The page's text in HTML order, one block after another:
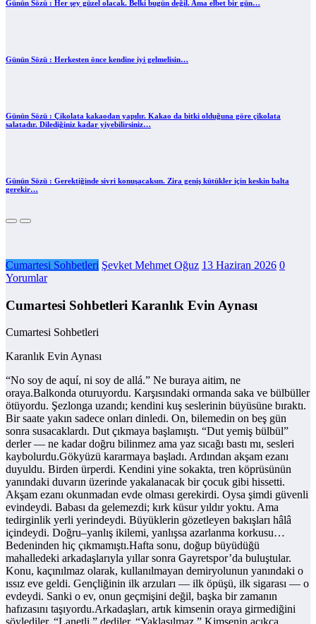
Günün Sözü : Her şey güzel olacak. Belki bugün değil. Ama elbet bir gün…
Günün Sözü : Herkesten önce kendine iyi gelmelisin…
Günün Sözü : Çikolata kakaodan yapılır. Kakao da bitki olduğuna göre çikolata
salatadır. Dilediğiniz kadar yiyebilirsiniz…
Günün Sözü : Gerektiğinde sivri konuşacaksın. Zira geniş kütükler için keskin balta
gerekir…
Cumartesi Sohbetleri Şevket Mehmet Oğuz 13 Haziran 2026 0
Yorumlar
Cumartesi Sohbetleri Karanlık Evin Aynası
Cumartesi Sohbetleri
Karanlık Evin Aynası
“No soy de aquí, ni soy de allá.” Ne buraya aitim, ne
oraya.Balkonda oturuyordu. Karşısındaki ormanda saka ve bülbüller
ötüyordu. Şezlonga uzandı; kendini kuş seslerinin büyüsüne bıraktı.
Bir saate yakın sadece onları dinledi. On, bilemedin on beş gün
sonra susacaklardı. Dut çıkmaya başlamıştı. “Dut yemiş bülbül”
derler — ne kadar doğru bilinmez ama yaz sıcağı bastı mı, sesleri
kaybolurdu.Gökyüzü kararmaya başladı. Ardından akşam ezanı
duyuldu. Birden ürperdi. Kendini yine sokakta, tren köprüsünün
yanındaki duvarın üzerinde yakalanacak bir çocuk gibi hissetti.
Akşam ezanı okunmadan evde olması gerekirdi. Oysa şimdi güvenli
evindeydi. Babası da gelemezdi; kırk küsur yıldır yoktu. Ama
tedirginlik yerli yerindeydi. Büyüklerin gözetleyen bakışları hâlâ
içindeydi. Doğru–yanlış ikilemi, yanlışsa azarlanma korkusu…
Bedeninden hiç çıkmamıştı.Hafta sonu, doğup büyüdüğü
mahalledeki arkadaşlarıyla yıllar sonra Gayretspor’da buluştular.
Konu, kaçınılmaz olarak, kullanılmayan demiryolunun yanındaki o
ıssız eve geldi. Gençliğinin ilk arzuları — ilk öpüşü, ilk sigarası — o
evdeydi. Sanki o ev, onun geçmişini değil, başka bir zamanın
hafızasını taşıyordu.Arkadaşları, artık kimsenin oraya girmediğini